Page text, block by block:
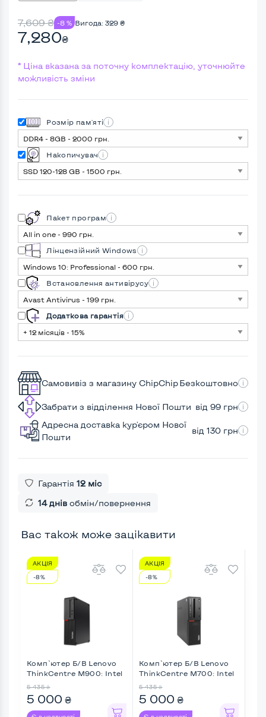
7,609₴ -8 % Вигода: 329 ₴
7,280₴
* Ціна вказана за поточну комплектацію, уточнюйте
можливість зміни
Розмір пам'яті
Накопичувач
Пакет програм
Лінцензійний Windows
Встановлення антивірусу
Додаткова гарантія
Самовивіз з магазину ChipChipБезкоштовно
Забрати з відділення Нової Пошти від 99 грн
Адресна доставка кур'єром Нової
Пошти
від 130 грн
Гарантія 12 міс
14 днів обмін/повернення
Вас також може зацікавити
АКЦІЯ
-8%
Комп`ютер Б/В Lenovo
ThinkCentre M900: Intel
5 435 ₴
5 000 ₴
АКЦІЯ
-8%
Комп`ютер Б/В Lenovo
ThinkCentre M700: Intel
5 435 ₴
5 000 ₴